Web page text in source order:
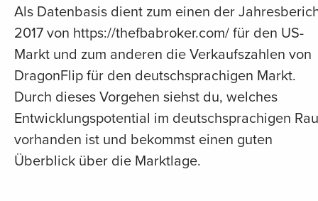
Als Datenbasis dient zum einen der
2017 von https://thefbabroker.com/ für den US-
Markt und zum anderen die Verkaufszahlen von
DragonFlip für den deutschsprachigen Markt.
Durch dieses Vorgehen siehst du, welches
Entwicklungspotential im deutschsprachigen
vorhanden ist und bekommst einen guten
Überblick über die Marktlage.